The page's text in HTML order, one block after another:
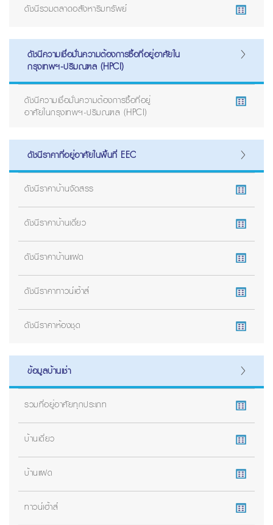
ดัชนีรวมตลาดอสังหาริมทรัพย์
ดัชนีความเชื่อมั่นความต้องการซื้อที่อยู่อาศัยใน
กรุงเทพฯ-ปริมณฑล (HPCI)
ดัชนีความเชื่อมั่นความต้องการซื้อที่อยู่
อาศัยในกรุงเทพฯ-ปริมณฑล (HPCI)
ดัชนีราคาที่อยู่อาศัยในพื้นที่ EEC
ดัชนีราคาบ้านจัดสรร
ดัชนีราคาบ้านเดี่ยว
ดัชนีราคาบ้านแฝด
ดัชนีราคาทาวน์เฮ้าส์
ดัชนีราคาห้องชุด
ข้อมูลบ้านเช่า
รวมที่อยู่อาศัยทุกประเภท
บ้านเดี่ยว
บ้านแฝด
ทาวน์เฮ้าส์